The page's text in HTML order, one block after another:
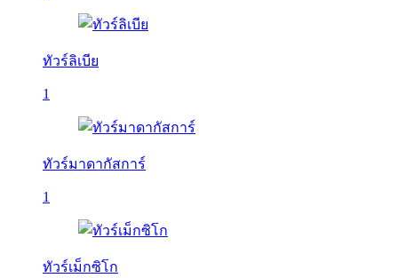
ทัวร์ลิเบีย
1
ทัวร์มาดากัสการ์
1
ทัวร์เม็กซิโก